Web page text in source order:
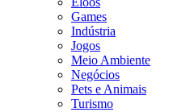
Games
Indústria
Jogos
Meio Ambiente
Negócios
Pets e Animais
Turismo